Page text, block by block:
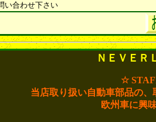
い合わせ下さい
ＮＥＶＥＲ
☆
当店取り扱い自動車部品の
欧州車に興